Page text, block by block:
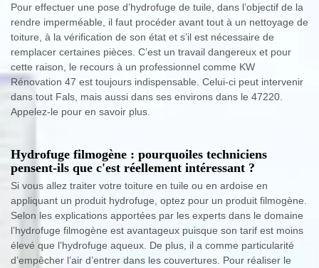
Pour effectuer une pose d’hydrofuge de tuile, dans l’objectif de la
rendre imperméable, il faut procéder avant tout à un nettoyage de
toiture, à la vérification de son état et s’il est nécessaire de
remplacer certaines pièces. C’est un travail dangereux et pour
cette raison, le recours à un professionnel comme KW
Rénovation 47 est toujours indispensable. Celui-ci peut intervenir
dans tout Fals, mais aussi dans ses environs dans le 47220.
Appelez-le pour en savoir plus.
Hydrofuge filmogène : pourquoiles techniciens
pensent-ils que c'est réellement intéressant ?
Si vous allez traiter votre toiture en tuile ou en ardoise en
appliquant un produit hydrofuge, optez pour un produit filmogène.
Selon les explications apportées par les experts dans le domaine
l’hydrofuge filmogène est avantageux puisque son tarif est moins
élevé que l’hydrofuge aqueux. De plus, il a comme particularité
d’empêcher l’air d’entrer dans les couvertures. Pour réaliser le